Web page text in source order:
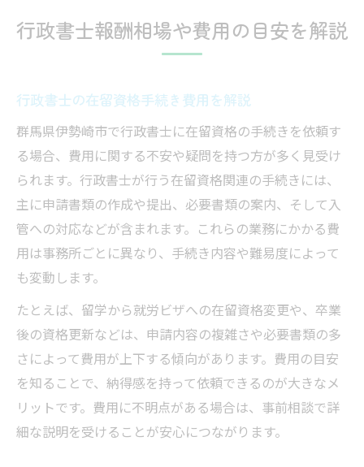
行政書士報酬相場や費用の目安を解説
行政書士の在留資格手続き費用を解説
群馬県伊勢崎市で行政書士に在留資格の手続きを依頼す
る場合、費用に関する不安や疑問を持つ方が多く見受け
られます。行政書士が行う在留資格関連の手続きには、
主に申請書類の作成や提出、必要書類の案内、そして入
管への対応などが含まれます。これらの業務にかかる費
用は事務所ごとに異なり、手続き内容や難易度によって
も変動します。
たとえば、留学から就労ビザへの在留資格変更や、卒業
後の資格更新などは、申請内容の複雑さや必要書類の多
さによって費用が上下する傾向があります。費用の目安
を知ることで、納得感を持って依頼できるのが大きなメ
リットです。費用に不明点がある場合は、事前相談で詳
細な説明を受けることが安心につながります。